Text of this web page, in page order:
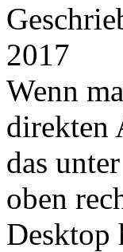
2017
Wenn
direkten
das
oben
Desktop